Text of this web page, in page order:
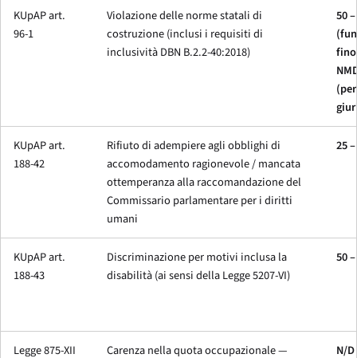
KUpAP art.
96-1
Violazione delle norme statali di
costruzione (inclusi i requisiti di
inclusività DBN B.2.2-40:2018)
50
fino
KUpAP art.
188-42
Rifiuto di adempiere agli obblighi di
accomodamento ragionevole / mancata
ottemperanza alla raccomandazione del
Commissario parlamentare per i diritti
umani
25
KUpAP art.
188-43
Discriminazione per motivi inclusa la
disabilità (ai sensi della Legge 5207-VI)
50
Legge 875-XII
Carenza nella quota occupazionale —
N/